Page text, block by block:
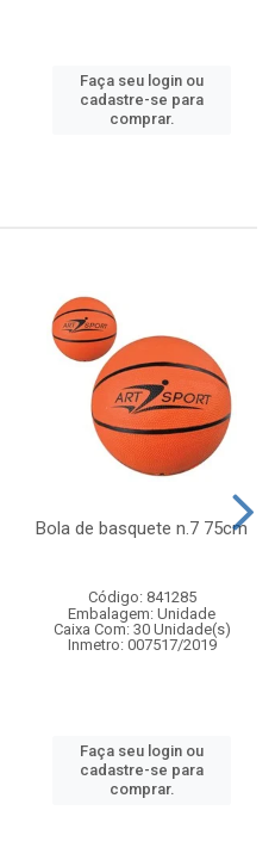
Faça seu login ou
cadastre-se para
comprar.
Bola de basquete n.7 75cm
Código: 841285
Embalagem: Unidade
Caixa Com: 30 Unidade(s)
Inmetro: 007517/2019
Faça seu login ou
cadastre-se para
comprar.